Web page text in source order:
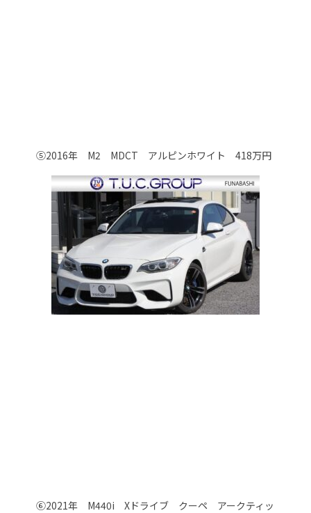
⑤2016年 M2 MDCT アルピンホワイト 418万円
⑥2021年 M440i Xドライブ クーペ アークティッ